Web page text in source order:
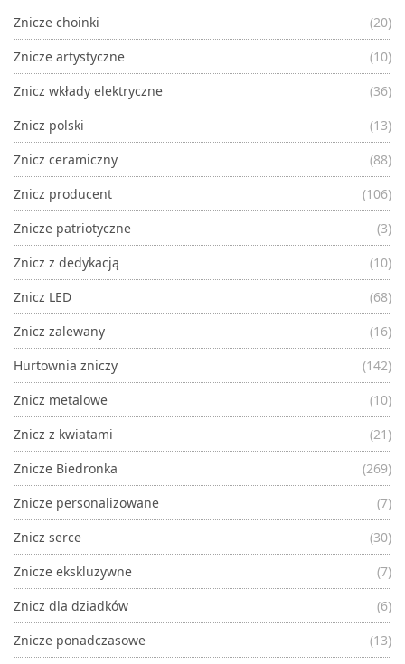
Znicze choinki
(20)
Znicze artystyczne
(10)
Znicz wkłady elektryczne
(36)
Znicz polski
(13)
Znicz ceramiczny
(88)
Znicz producent
(106)
Znicze patriotyczne
(3)
Znicz z dedykacją
(10)
Znicz LED
(68)
Znicz zalewany
(16)
Hurtownia zniczy
(142)
Znicz metalowe
(10)
Znicz z kwiatami
(21)
Znicze Biedronka
(269)
Znicze personalizowane
(7)
Znicz serce
(30)
Znicze ekskluzywne
(7)
Znicz dla dziadków
(6)
Znicze ponadczasowe
(13)